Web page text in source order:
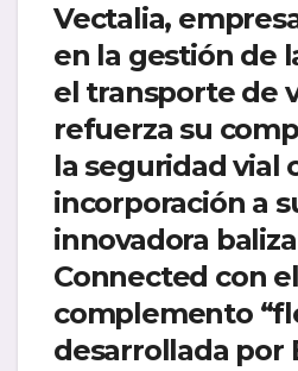
Vectalia,
en la gestión de
el transporte de
refuerza su
la seguridad vial
incorporación a
innovadora
Connected con el
complemento
desarrollada por